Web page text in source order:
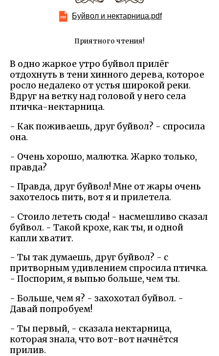
Буйвол и нектарница.pdf
Приятного чтения!
В одно жаркое утро буйвол прилёг
отдохнуть в тени хинного дерева, которое
росло недалеко от устья широкой реки.
Вдруг на ветку над головой у него села
птичка-нектарница.
- Как поживаешь, друг буйвол? - спросила
она.
- Очень хорошо, малютка. Жарко только,
правда?
- Правда, друг буйвол! Мне от жары очень
захотелось пить, вот я и прилетела.
- Стоило лететь сюда! - насмешливо сказал
буйвол. - Такой крохе, как ты, и одной
капли хватит.
- Ты так думаешь, друг буйвол? - с
притворным удивлением спросила птичка.
- Поспорим, я выпью больше, чем ты.
- Больше, чем я? - захохотал буйвол. -
Давай попробуем!
- Ты первый, - сказала нектарница,
которая знала, что вот-вот начнётся
прилив.